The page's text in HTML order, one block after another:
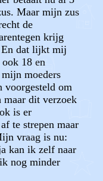
Maar mijn zus
de
krijg
En dat lijkt mij
18 en
moeders
voorgesteld om
maar dit verzoek
is er
te strepen maar
vraag is nu:
kan ik zelf naar
nog minder